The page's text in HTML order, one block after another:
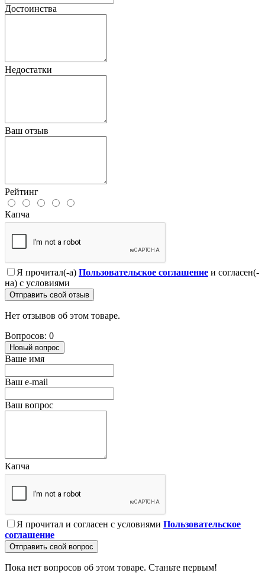
Достоинства
Недостатки
Ваш отзыв
Рейтинг
Капча
Я прочитал(-а) Пользовательское соглашение и согласен(-
на) с условиями
Отправить свой отзыв
Нет отзывов об этом товаре.
Вопросов: 0
Новый вопрос
Ваше имя
Ваш e-mail
Ваш вопрос
Капча
Я прочитал и согласен с условиями Пользовательское
соглашение
Отправить свой вопрос
Пока нет вопросов об этом товаре. Станьте первым!